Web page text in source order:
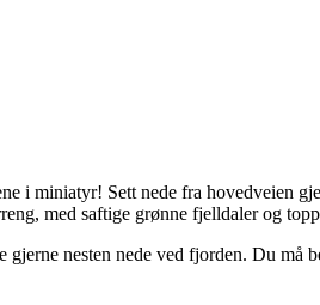
i miniatyr! Sett nede fra hovedveien
med saftige grønne fjelldaler og
nesten nede ved fjorden. Du må